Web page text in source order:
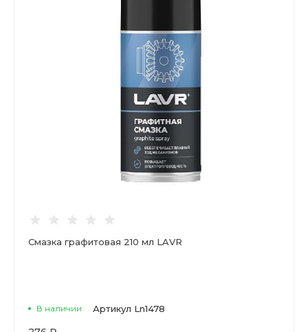
Смазка графитовая 210 мл LAVR
В наличии Артикул Ln1478